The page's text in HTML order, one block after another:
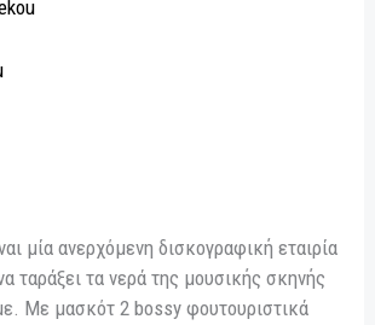
μία ανερχόμενη δισκογραφική εταιρία
ταράξει τα νερά της μουσικής σκηνής
Με μασκότ 2 bossy φουτουριστικά